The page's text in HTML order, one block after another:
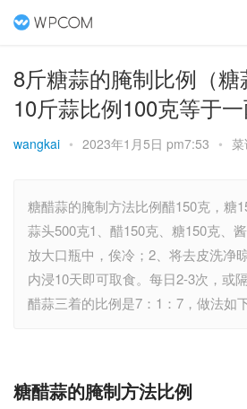
8斤糖蒜的腌制比例（
10斤蒜比例100克等于一
wangkai • 2023年1月5日 pm7:53 •
糖醋蒜的腌制方法比例醋150克，糖
蒜头500克1、醋150克、糖150克、
放大口瓶中，俟冷；2、将去皮洗净
内浸10天即可取食。每日2-3次，或
醋蒜三着的比例是7：1：7，做法如
糖醋蒜的腌制方法比例